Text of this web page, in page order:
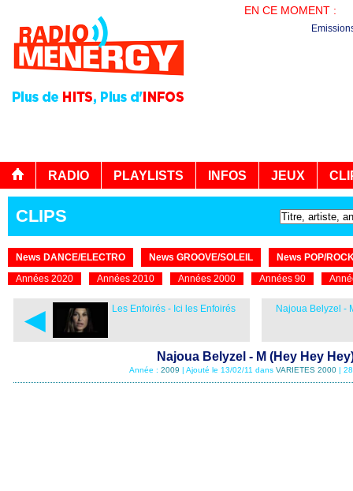
EN CE MOMENT :
RADIO PLAYLISTS INFOS JEUX
CLIPS
News DANCE/ELECTRO News GROOVE/SOLEIL
News POP/
Années 2020
Années 2010 Années 2000 Années 90
◄ Les Enfoirés - Ici les Enfoirés Najoua Belyzel -
Najoua Belyzel - M (Hey Hey
Année : 2009 | Ajouté le 13/02/11 dans VARIETES 2000 |